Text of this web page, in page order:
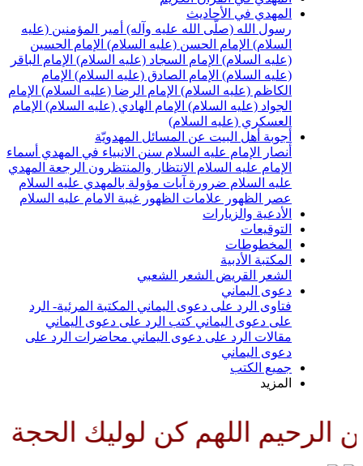
في الأحاديث
الله (صلّى الله عليه وآله) أمير المؤمنين (عليه
الإمام الحسن (عليه السلام) الإمام الحسين
الإمام السجاد (عليه السلام) الإمام الباقر
الإمام الصادق (عليه السلام) الإمام
(عليه السلام) الإمام الرضا (عليه السلام) الإمام
(عليه السلام) الإمام الهادي (عليه السلام) الإمام
(عليه السلام)
أهل البيت عن المسائل المهدويّة
الإمام عليه السلامسنن الانبياء في المهديأسماء
عليه السلامالانتظار والمنتظرونالرجعةالمهدي
السلام ضرورة آيات مؤولة بالمهدي عليه السلام
علامات الظهورغيبة الامام عليه السلام
والزيارات
الأدبية
الشعر الشعبي
اليماني
الرد على دعوى اليماني المكتبة المرئية- الرد
دعوى اليماني كتب الرد على دعوى اليماني
الرد على دعوى اليماني محاضرات الرد على
كن لوليك الحجة بن الحسن